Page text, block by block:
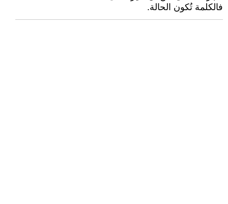
فالكلمة تُكون الحالة.